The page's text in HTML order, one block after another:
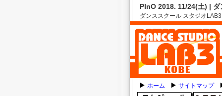
PInO 2018. 11/24(土) |
ダンススクール スタジオ
ホーム サイトマップ